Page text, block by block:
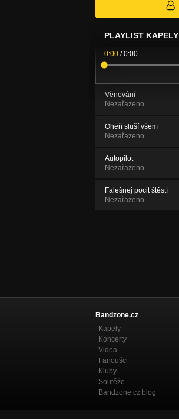
PLAYLIST KAPELY
0:00 /0:00
Věnování
Nezařazeno
Oheň sluší všem
Nezařazeno
Autopilot
Nezařazeno
Falešnej pocit štěstí
Nezařazeno
Bandzone.cz
Kapely
Koncerty
Videa
Fanoušci
Kluby
Soutěže
Bandzone.cz blog